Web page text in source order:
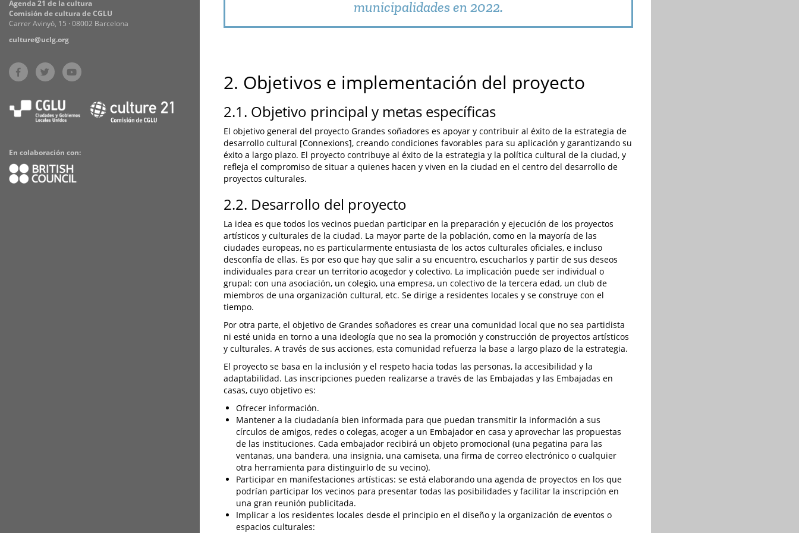
Agenda 21 de la cultura
Comisión de cultura de CGLU
Carrer Avinyó, 15 · 08002 Barcelona
culture@uclg.org
En colaboración con:
municipalidades en 2022.
2. Objetivos e implementación del proyecto
2.1. Objetivo principal y metas específicas
El objetivo general del proyecto Grandes soñadores es apoyar y contribuir al éxito de la estrategia de
desarrollo cultural [Connexions], creando condiciones favorables para su aplicación y garantizando su
éxito a largo plazo. El proyecto contribuye al éxito de la estrategia y la política cultural de la ciudad, y
refleja el compromiso de situar a quienes hacen y viven en la ciudad en el centro del desarrollo de
proyectos culturales.
2.2. Desarrollo del proyecto
La idea es que todos los vecinos puedan participar en la preparación y ejecución de los proyectos
artísticos y culturales de la ciudad. La mayor parte de la población, como en la mayoría de las
ciudades europeas, no es particularmente entusiasta de los actos culturales oficiales, e incluso
desconfía de ellas. Es por eso que hay que salir a su encuentro, escucharlos y partir de sus deseos
individuales para crear un territorio acogedor y colectivo. La implicación puede ser individual o
grupal: con una asociación, un colegio, una empresa, un colectivo de la tercera edad, un club de
miembros de una organización cultural, etc. Se dirige a residentes locales y se construye con el
tiempo.
Por otra parte, el objetivo de Grandes soñadores es crear una comunidad local que no sea partidista
ni esté unida en torno a una ideología que no sea la promoción y construcción de proyectos artísticos
y culturales. A través de sus acciones, esta comunidad refuerza la base a largo plazo de la estrategia.
El proyecto se basa en la inclusión y el respeto hacia todas las personas, la accesibilidad y la
adaptabilidad. Las inscripciones pueden realizarse a través de las Embajadas y las Embajadas en
casas, cuyo objetivo es:
Ofrecer información.
Mantener a la ciudadanía bien informada para que puedan transmitir la información a sus
círculos de amigos, redes o colegas, acoger a un Embajador en casa y aprovechar las propuestas
de las instituciones. Cada embajador recibirá un objeto promocional (una pegatina para las
ventanas, una bandera, una insignia, una camiseta, una firma de correo electrónico o cualquier
otra herramienta para distinguirlo de su vecino).
Participar en manifestaciones artísticas: se está elaborando una agenda de proyectos en los que
podrían participar los vecinos para presentar todas las posibilidades y facilitar la inscripción en
una gran reunión publicitada.
Implicar a los residentes locales desde el principio en el diseño y la organización de eventos o
espacios culturales: